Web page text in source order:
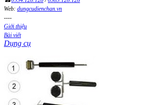
Web: dungcudienchan.vn
----
Giới thiệu
Bài viết
Dụng cụ